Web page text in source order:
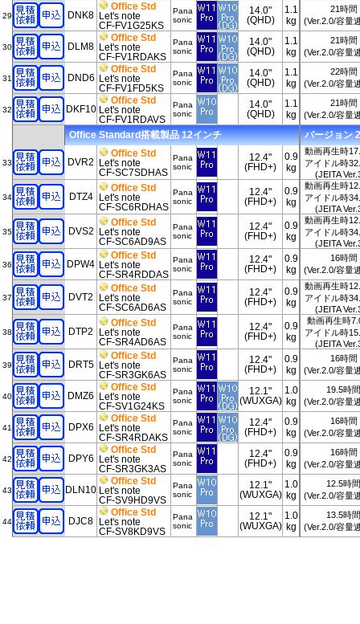
29 DNK8
Office Std
Let's note
CF-FV1G25KS
Pana
sonic
14.0"
(QHD)
1.1
kg
21時間
(Ver.2.0/容量
30 DLM8
Office Std
Let's note
CF-FV1RDAKS
Pana
sonic
14.0"
(QHD)
1.1
kg
21時間
(Ver.2.0/容量
31 DND6
Office Std
Let's note
CF-FV1FD5KS
Pana
sonic
14.0"
(QHD)
1.1
kg
22時間
(Ver.2.0/容量
32 DKF10
Office Std
Let's note
CF-FV1RDAVS
Pana
sonic
14.0"
(QHD)
1.1
kg
21時間
(Ver.2.0/容量
Office Standard搭載製品 12インチ バージョン
33 DVR2
Office Std
Let's note
CF-SC7SDHAS
Pana
sonic
12.4"
(FHD+)
0.9
kg
動画再生時
アイドル時
(JEITA
34 DTZ4
Office Std
Let's note
CF-SC6RDHAS
Pana
sonic
12.4"
(FHD+)
0.9
kg
動画再生時
アイドル時
(JEITA
35 DVS2
Office Std
Let's note
CF-SC6AD9AS
Pana
sonic
12.4"
(FHD+)
0.9
kg
動画再生時
アイドル時
(JEITA
36 DPW4
Office Std
Let's note
CF-SR4RDDAS
Pana
sonic
12.4"
(FHD+)
0.9
kg
16時間
(Ver.2.0/容量
37 DVT2
Office Std
Let's note
CF-SC6AD6AS
Pana
sonic
12.4"
(FHD+)
0.9
kg
動画再生時
アイドル時
(JEITA
38 DTP2
Office Std
Let's note
CF-SR4AD6AS
Pana
sonic
12.4"
(FHD+)
0.9
kg
動画再生時
アイドル時
(JEITA
39 DRT5
Office Std
Let's note
CF-SR3GK6AS
Pana
sonic
12.4"
(FHD+)
0.9
kg
16時間
(Ver.2.0/容量
40 DMZ6
Office Std
Let's note
CF-SV1G24KS
Pana
sonic
12.1"
(WUXGA)
1.0
kg
19.5時間
(Ver.2.0/容量
41 DPX6
Office Std
Let's note
CF-SR4RDAKS
Pana
sonic
12.4"
(FHD+)
0.9
kg
16時間
(Ver.2.0/容量
42 DPY6
Office Std
Let's note
CF-SR3GK3AS
Pana
sonic
12.4"
(FHD+)
0.9
kg
16時間
(Ver.2.0/容量
43 DLN10
Office Std
Let's note
CF-SV9HD9VS
Pana
sonic
12.1"
(WUXGA)
1.0
kg
12.5時間
(Ver.2.0/容量
44 DJC8
Office Std
Let's note
CF-SV8KD9VS
Pana
sonic
12.1"
(WUXGA)
1.0
kg
13.5時間
(Ver.2.0/容量